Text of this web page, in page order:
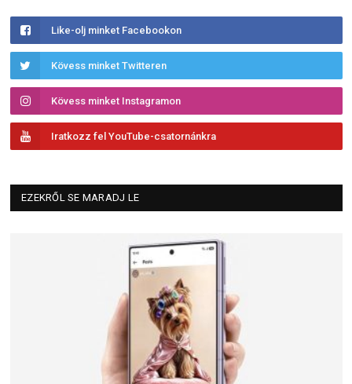
Like-olj minket Facebookon
Kövess minket Twitteren
Kövess minket Instagramon
Iratkozz fel YouTube-csatornánkra
EZEKRŐL SE MARADJ LE